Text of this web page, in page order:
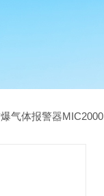
气体报警器MIC2000